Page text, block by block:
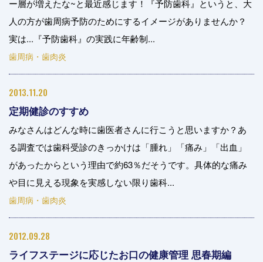
ー層が増えたな~と最近感じます！『予防歯科』というと、大
人の方が歯周病予防のためにするイメージがありませんか？
実は...『予防歯科』の実践に年齢制...
歯周病・歯肉炎
2013.11.20
定期健診のすすめ
みなさんはどんな時に歯医者さんに行こうと思いますか？あ
る調査では歯科受診のきっかけは「腫れ」「痛み」「出血」
があったからという理由で約63％だそうです。具体的な痛み
や目に見える現象を実感しない限り歯科...
歯周病・歯肉炎
2012.09.28
ライフステージに応じたお口の健康管理 思春期編